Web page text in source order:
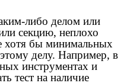
либо делом или
секцию, неплохо
хотя бы минимальных
делу. Например, в
инструментах и
тест на наличие